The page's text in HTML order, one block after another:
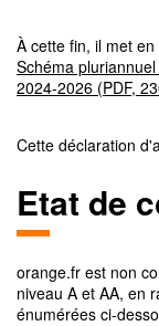
À cette fin, il met
Schéma
2024-2026 (PDF,
Cette déclaration
Etat de
orange.fr est non
niveau A et AA, en
énumérées ci-